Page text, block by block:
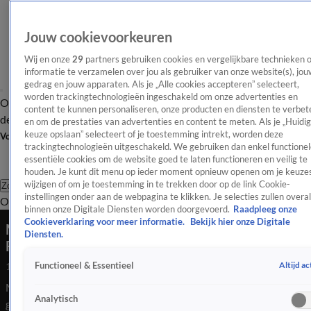
OverzichtAfleveringen Entertainment TV Algemeen
Tip
de redactieNieuwsbrief
Volg Shownieuws
Zoeken
OverzichtEntertainmentSpraakmakendRealityCrimeVideo's
Miley Cyrus aangeklaagd voor plagiaat in hit
Flowers
18 sep 2024, 13:06
Miley Cyrus is aangeklaagd omdat ze zich schuldig zou hebben
gemaakt aan plagiaat. De zangeres zou elementen van de hit
Jouw cookievoorkeuren
Wij en onze 29 partners gebruiken cookies en vergelijkbare technieken
informatie te verzamelen over jou als gebruiker van onze website(s),
gedrag en jouw apparaten. Als je „Alle cookies accepteren” selecteert,
worden trackingtechnologieën ingeschakeld om onze advertenties en
content te kunnen personaliseren, onze producten en diensten te
en om de prestaties van advertenties en content te meten. Als je
keuze opslaan” selecteert of je toestemming intrekt, worden deze
trackingtechnologieën uitgeschakeld. We gebruiken dan enkel
essentiële cookies om de website goed te laten functioneren en veilig te
houden. Je kunt dit menu op ieder moment opnieuw openen om je
wijzigen of om je toestemming in te trekken door op de link Cookie-
instellingen onder aan de webpagina te klikken. Je selecties zullen overal
binnen onze Digitale Diensten worden doorgevoerd. Raadpleeg onze
Cookieverklaring voor meer informatie.
Bekijk hier onze Digitale
Diensten.
Functioneel & Essentieel Altijd
Analytisch